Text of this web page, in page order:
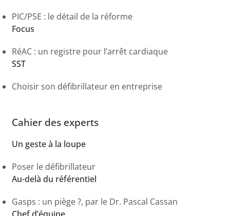
PIC/PSE : le détail de la réforme
Focus
RéAC : un registre pour l’arrêt cardiaque
SST
Choisir son défibrillateur en entreprise
Cahier des experts
Un geste à la loupe
Poser le défibrillateur
Au-delà du référentiel
Gasps : un piège ?, par le Dr. Pascal Cassan